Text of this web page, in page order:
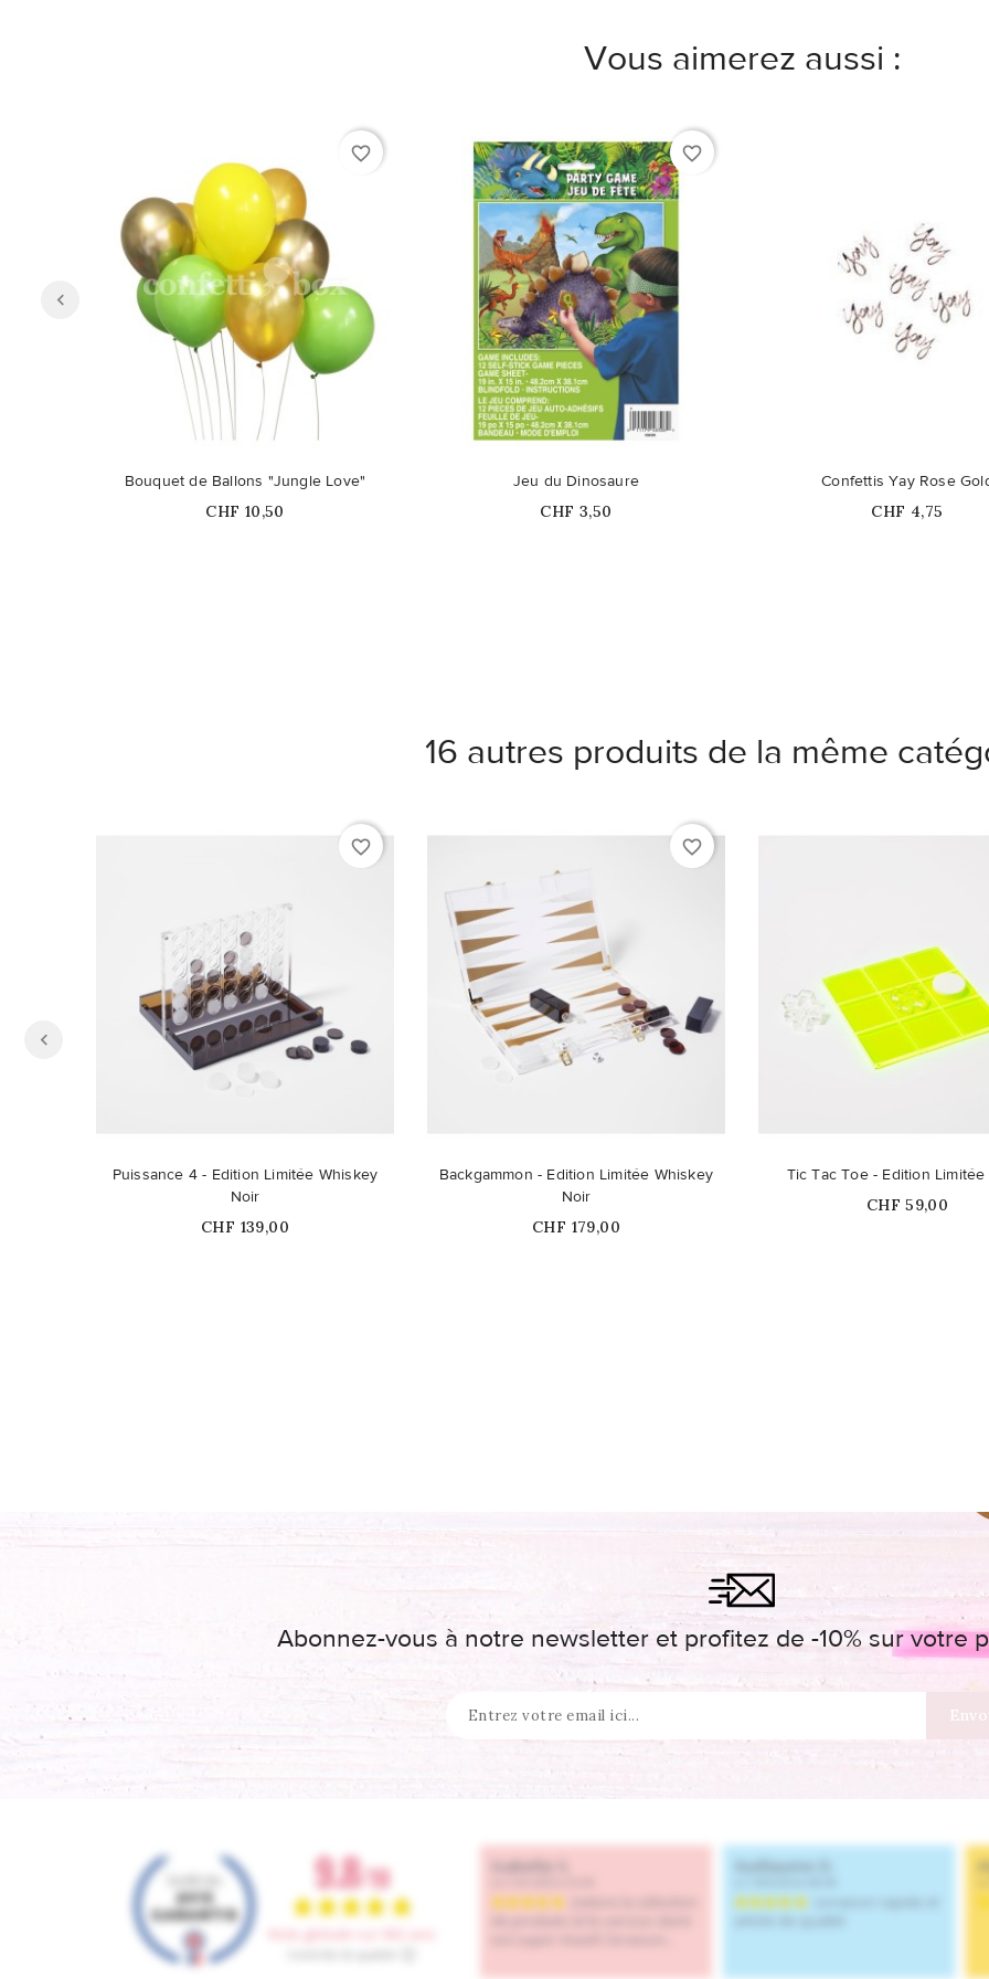
Vous aimerez aussi :
favorite_border
Bouquet de Ballons "Jungle Love"
Prix
CHF 10,50
Ce produit n'est plus disponible en
stock
favorite_border
Jeu du Dinosaure
Prix
CHF 3,50
Ce produit n'est plus
stock
Confettis Yay Rose
Prix
CHF 4,75
16 autres produits de la même
Ce produit n'est plus disponible en
stock
favorite_border
Puissance 4 - Edition Limitée Whiskey
Noir
Prix
CHF 139,00
Ce produit n'est plus disponible en
stock
favorite_border
Backgammon - Edition Limitée Whiskey
Noir
Prix
CHF 179,00
Tic Tac Toe - Edition Limitée
Prix
CHF 59,00
Abonnez-vous à notre newsletter et profitez de -10% sur votre